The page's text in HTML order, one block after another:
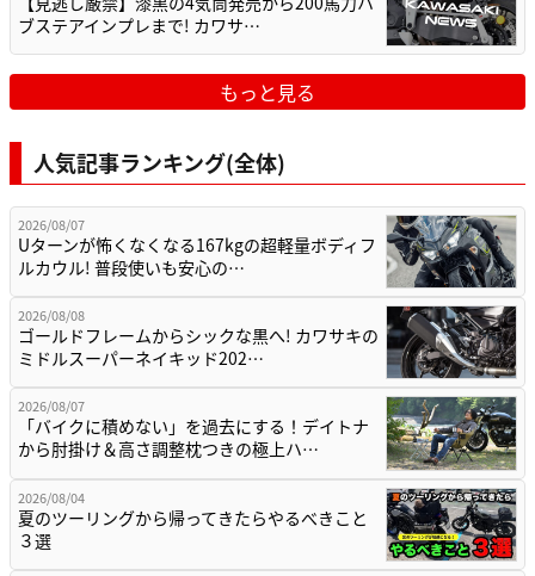
ブステアインプレまで! カワサ…
もっと見る
人気記事ランキング(全体)
2026/08/07
Uターンが怖くなくなる167kgの超軽量ボディフ
ルカウル! 普段使いも安心の…
2026/08/08
ゴールドフレームからシックな黒へ! カワサキの
ミドルスーパーネイキッド202…
2026/08/07
「バイクに積めない」を過去にする！デイトナ
から肘掛け＆高さ調整枕つきの極上ハ…
2026/08/04
夏のツーリングから帰ってきたらやるべきこと
３選